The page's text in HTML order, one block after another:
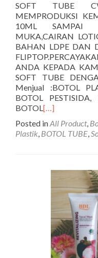
SOFT TUBE
MEMPRODUKSI
10ML SAMPAI
MUKA,CAIRAN
BAHAN LDPE DAN
ANDA KEPADA
SOFT TUBE
Menjual :BOTOL
BOTOL
BOTOL[…]
Posted inAll Product,
Plastik, BOTOL TUBE,